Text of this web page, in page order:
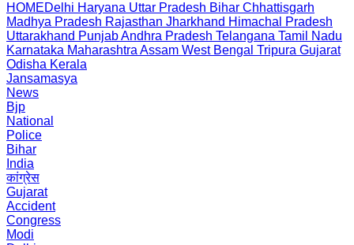
HOMEDelhi Haryana Uttar Pradesh Bihar Chhattisgarh
Madhya Pradesh Rajasthan Jharkhand Himachal Pradesh
Uttarakhand PunjabAndhra Pradesh Telangana Tamil Nadu
Karnataka Maharashtra Assam West Bengal Tripura Gujarat
Odisha Kerala
Jansamasya
News
Bjp
National
Police
Bihar
India
कांग्रेस
Gujarat
Accident
Congress
Modi